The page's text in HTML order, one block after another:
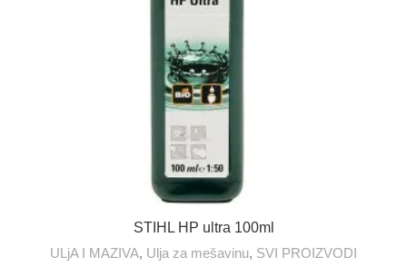
STIHL HP ultra 100ml
ULjA I MAZIVA, Ulja za mešavinu, SVI PROIZVODI